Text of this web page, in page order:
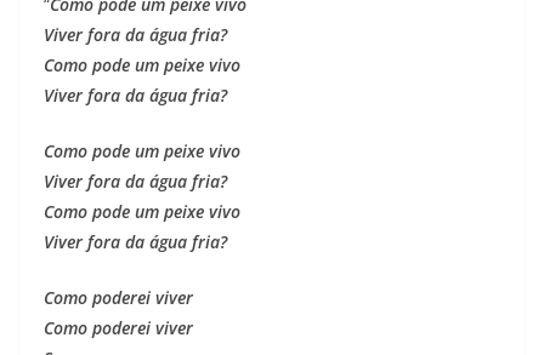
Viver fora da água fria?
Como pode um peixe vivo
Viver fora da água fria?
Como pode um peixe vivo
Viver fora da água fria?
Como pode um peixe vivo
Viver fora da água fria?
Como poderei viver
Como poderei viver